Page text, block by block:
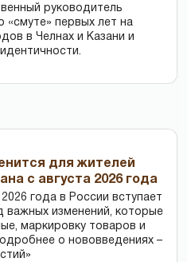
руководитель
«смуте» первых лет на
в Челнах и Казани и
для жителей
с августа 2026 года
года в России вступает
важных изменений, которые
маркировку товаров и
о нововведениях –